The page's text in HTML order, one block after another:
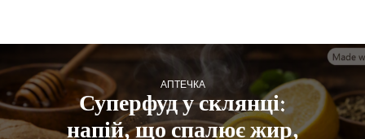
АПТЕЧКА
Суперфуд у склянці: